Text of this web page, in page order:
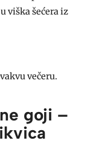
viška šećera iz
večeru.
goji –